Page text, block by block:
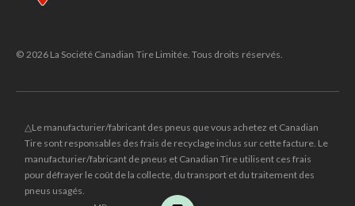
© 2026 La Société Canadian Tire Limitée. Tous droits réservés.
△Le manufacturier/fabricant des pneus que vous achetez et Canadian
Tire sont responsables des frais de recyclage inclus sur cette facture. Le
manufacturier/fabricant de pneus et Canadian Tire utilisent ces frais
pour défrayer le coût de la collecte, du transport et du traitement des
pneus usagés.